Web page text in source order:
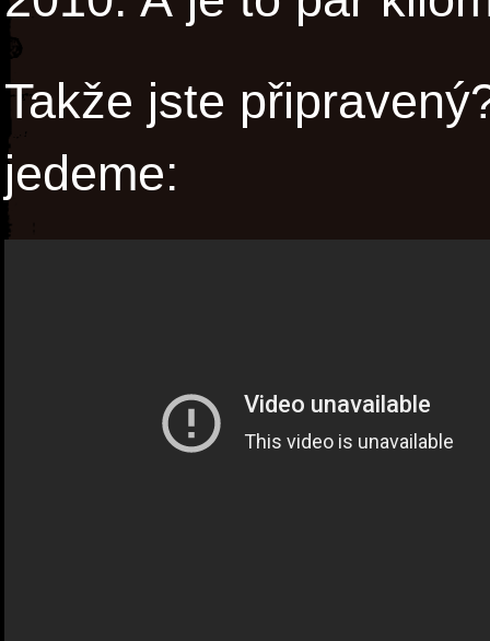
Takže jste
jedeme: